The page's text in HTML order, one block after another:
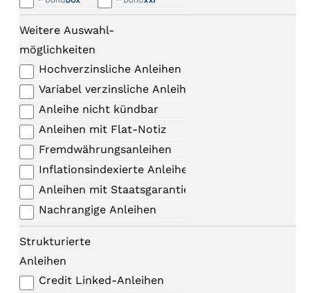
Weitere Auswahl-
möglichkeiten
Hochverzinsliche Anleihen
Variabel verzinsliche Anleihen
Anleihe nicht kündbar
Anleihen mit Flat-Notiz
Fremdwährungsanleihen
Inflationsindexierte Anleihen
Anleihen mit Staatsgarantie
Nachrangige Anleihen
Strukturierte
Anleihen
Credit Linked-Anleihen